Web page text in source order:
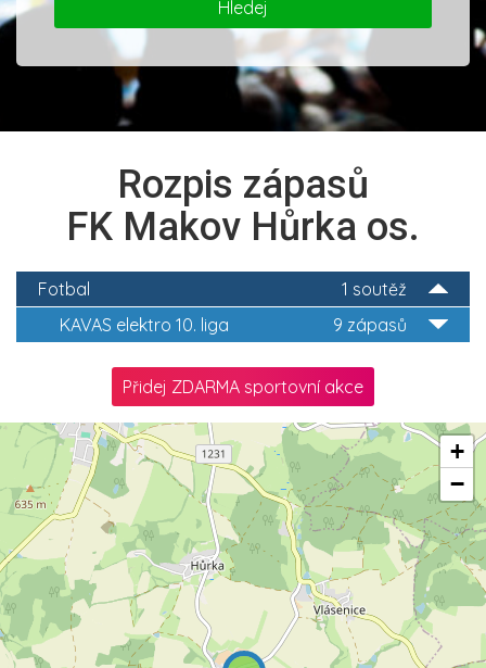
Rozpis zápasů
FK Makov Hůrka os.
1 soutěž
Fotbal
9 zápasů
KAVAS elektro 10. liga
Přidej ZDARMA sportovní akce
+
−